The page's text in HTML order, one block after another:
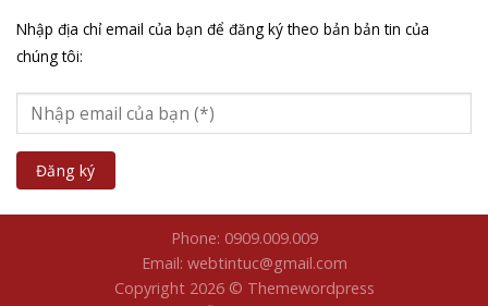
Nhập địa chỉ email của bạn để đăng ký theo bản bản tin của
chúng tôi:
Phone: 0909.009.009
Email: webtintuc@gmail.com
Copyright 2026 © Themewordpress